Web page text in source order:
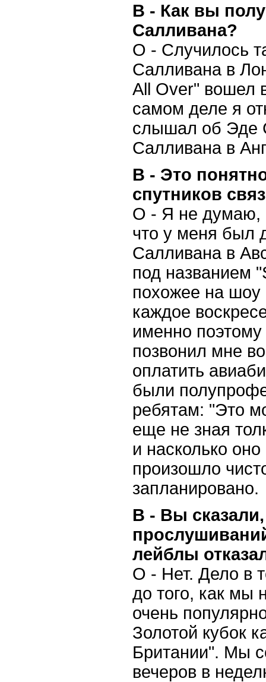
В - Как вы
Салливана?
О - Случилось
Салливана в
All Over" вошел
самом деле я
слышал об Эде
Салливана в
В - Это
спутников
О - Я не думаю,
что у меня был
Салливана в
под названием
похожее на шоу
каждое
именно поэтому
позвонил мне
оплатить
были
ребятам: "Это
еще не зная
и насколько
произошло
запланировано.
В - Вы
лейблы
О - Нет. Дело в
до того, как мы
очень
Золотой кубок
Британии". Мы
вечеров в